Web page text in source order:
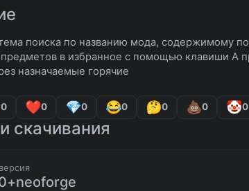
поиска по названию мода, содержимому
в избранное с помощью клавиши A
назначаемые горячие
0 0 0 0 0 0 0
скачивания